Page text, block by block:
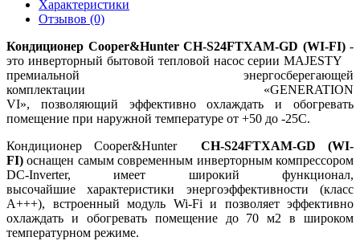
Характеристики
Отзывов (0)
Кондиционер Cooper&Hunter CH-S24FTXAM-GD (WI-FI)-
это инверторный бытовой тепловой насос серии MAJESTY
премиальной энергосберегающей
комплектации «GENERATION
VI», позволяющий эффективно охлаждать и обогревать
помещение при наружной температуре от +50 до -25С.
Кондиционер Cooper&Hunter
CH-S24FTXAM-GD (WI-
FI) оснащен самым современным инверторным компрессором
DC-Inverter, имеет широкий функционал,
высочайшие характеристики энергоэффективности (класс
А+++), встроенный модуль Wi-Fi и позволяет эффективно
охлаждать и обогревать помещение до 70 м2 в широком
температурном режиме.